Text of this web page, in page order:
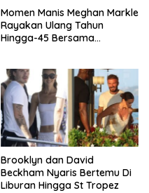
Momen Manis Meghan Markle
Rayakan Ulang Tahun
Hingga-45 Bersama
Brooklyn dan David
Beckham Nyaris Bertemu Di
Liburan Hingga St Tropez